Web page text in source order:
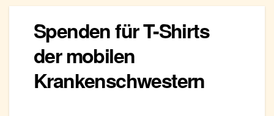
Spenden für T-Shirts
der mobilen
Krankenschwestern